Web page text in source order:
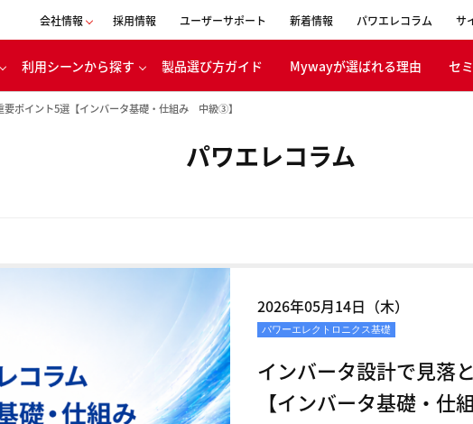
会社情報
会社概要
採用情報 ユーザーサポート 新着情報 パワエレコラム サ
利用シーンから探す 製品選び方ガイド Mywayが選ばれる理由 セ
要ポイント5選【インバータ基礎・仕組み 中級③】
パワエレコラム
2026年05月14日（木）
パワーエレクトロニクス基礎
インバータ設計で見落
【インバータ基礎・